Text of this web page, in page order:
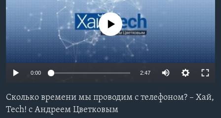
Learning English
СОЦИАЛЬНЫЕ СЕТИ
No media source currently available
0:00 2:47
Сколько времени мы проводим с телефоном? – Хай,
Tech! с Андреем Цветковым